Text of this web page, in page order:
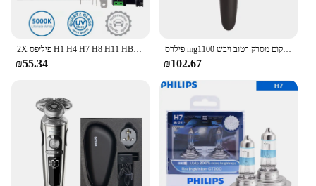
₪55.34
פילרס mg1100 זקן זקן קר מגהצח חשמלי צפי שיער פנים זזים 3-מיקום מסרק רטוב ויבש
₪102.67